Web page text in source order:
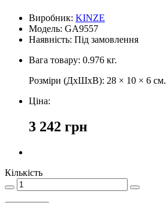
Виробник: KINZE
Модель: GA9557
Наявність: Під замовлення
Вага товару: 0.976 кг.
Розміри (ДхШхВ): 28 × 10 × 6 см.
Ціна:
3 242 грн
Кількість